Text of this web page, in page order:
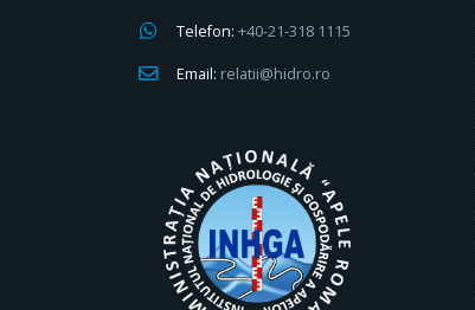
Telefon: +40-21-318 1115
Email: relatii@hidro.ro